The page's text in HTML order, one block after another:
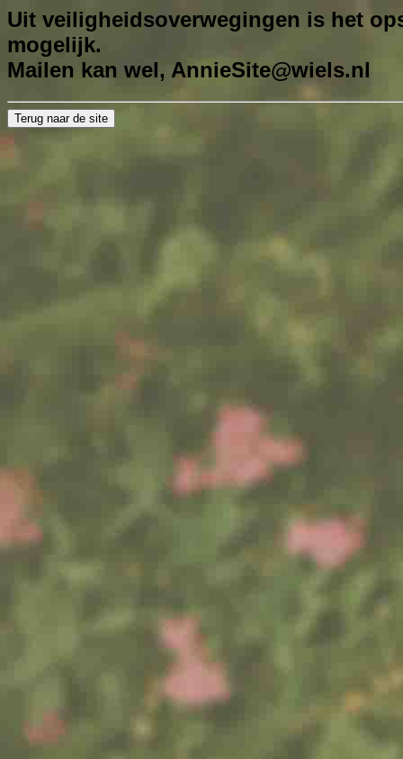
Uit veiligheidsoverwegingen is het
mogelijk.
Mailen kan wel, AnnieSite@wiels.nl